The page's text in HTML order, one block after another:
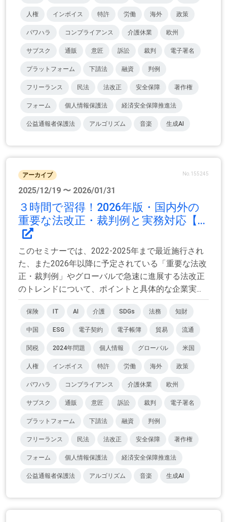
人権 インボイス 特許 労働 海外 政策
パワハラ コンプライアンス 介護休業 欧州
サブスク 通販 意匠 訴訟 裁判 電子署名
プラットフォーム 下請法 融資 判例
フリーランス 民法 法改正 安全保障 著作権
フォーム 個人情報保護法 経済安全保障推進法
公益通報者保護法 アルゴリズム 音楽 生成AI
アーカイブ No.155245
2025/12/19 〜 2026/01/31
３時間で習得！2026年版・国内外の
重要な法改正・裁判例と実務対応【...
このセミナーでは、2022-2025年まで最近施行され
た、また2026年以降に予定されている「重要な法改
正・裁判例」やグローバルで急速に進展する法改正
のトレンドについて、ポイントと具体的な企業実...
保険 IT AI 介護 SDGs 法務 知財
中国 ESG 電子契約 電子帳簿 貿易 流通
関税 2024年問題 個人情報 グローバル 米国
人権 インボイス 特許 労働 海外 政策
パワハラ コンプライアンス 介護休業 欧州
サブスク 通販 意匠 訴訟 裁判 電子署名
プラットフォーム 下請法 融資 判例
フリーランス 民法 法改正 安全保障 著作権
フォーム 個人情報保護法 経済安全保障推進法
公益通報者保護法 アルゴリズム 音楽 生成AI